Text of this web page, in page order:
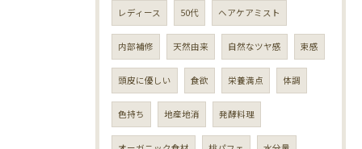
レディース 50代 ヘアケアミスト
内部補修 天然由来 自然なツヤ感 束感
頭皮に優しい 食欲 栄養満点 体調
色持ち 地産地消 発酵料理